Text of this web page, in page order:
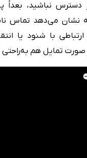
نباشید، بعداً
نشان می‌دهد تماس
با شنود یا
صورت تمایل هم